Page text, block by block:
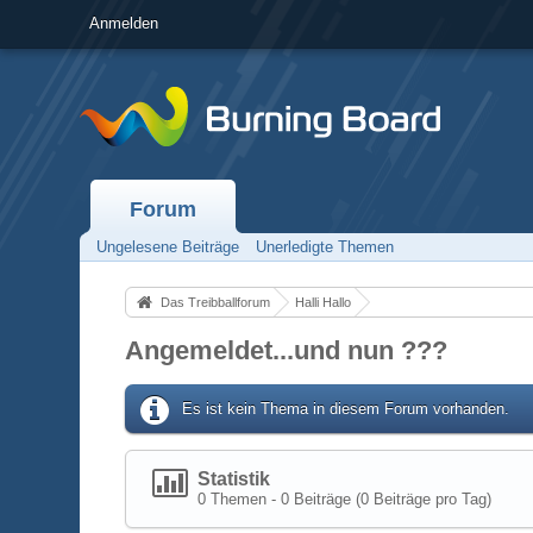
Anmelden
Forum
Ungelesene Beiträge Unerledigte Themen
Das Treibballforum Halli Hallo
Angemeldet...und nun ???
Es ist kein Thema in diesem Forum vorhanden.
Statistik
0 Themen - 0 Beiträge (0 Beiträge pro Tag)